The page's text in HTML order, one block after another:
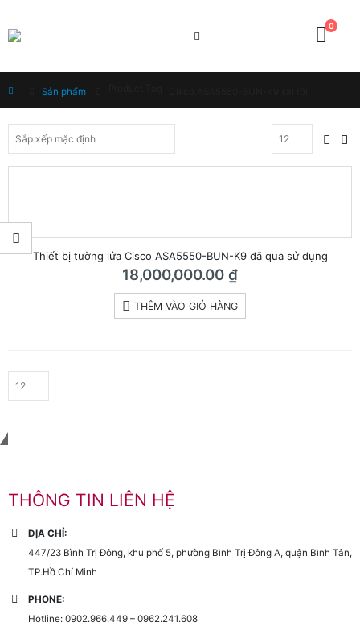
0
Home
Sản phẩm
Thiết bị tường lửa Cisco ASA5550-BUN-K9 đã qua sử dụng
18,000,000.00 ₫
THÊM VÀO GIỎ HÀNG
THÔNG TIN LIÊN HỆ
ĐỊA CHỈ:
447/23 Bình Trị Đông, khu phố 5, phường Bình Trị Đông A, quận Bình Tân,
TP.Hồ Chí Minh
PHONE:
Hotline: 0902.966.449 – 0962.241.608